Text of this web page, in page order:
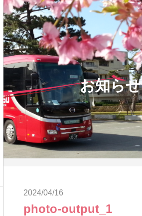
お知らせ
2024/04/16
photo-output_1